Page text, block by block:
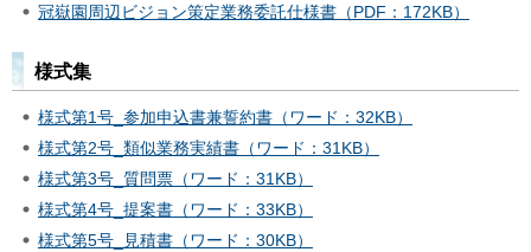
冠嶽園周辺ビジョン策定業務委託仕様書（PDF：172KB）
様式集
様式第1号_参加申込書兼誓約書（ワード：32KB）
様式第2号_類似業務実績書（ワード：31KB）
様式第3号_質問票（ワード：31KB）
様式第4号_提案書（ワード：33KB）
様式第5号_見積書（ワード：30KB）